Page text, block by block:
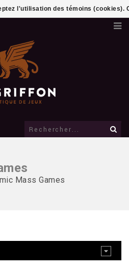
Mass Games
l'utilisation des témoins